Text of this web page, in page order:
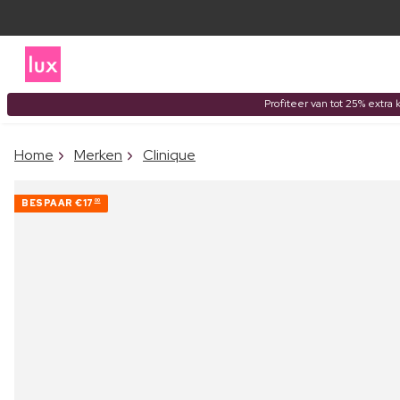
Profiteer van tot 25% extra
Home Merken Clinique
BESPAAR €17 00